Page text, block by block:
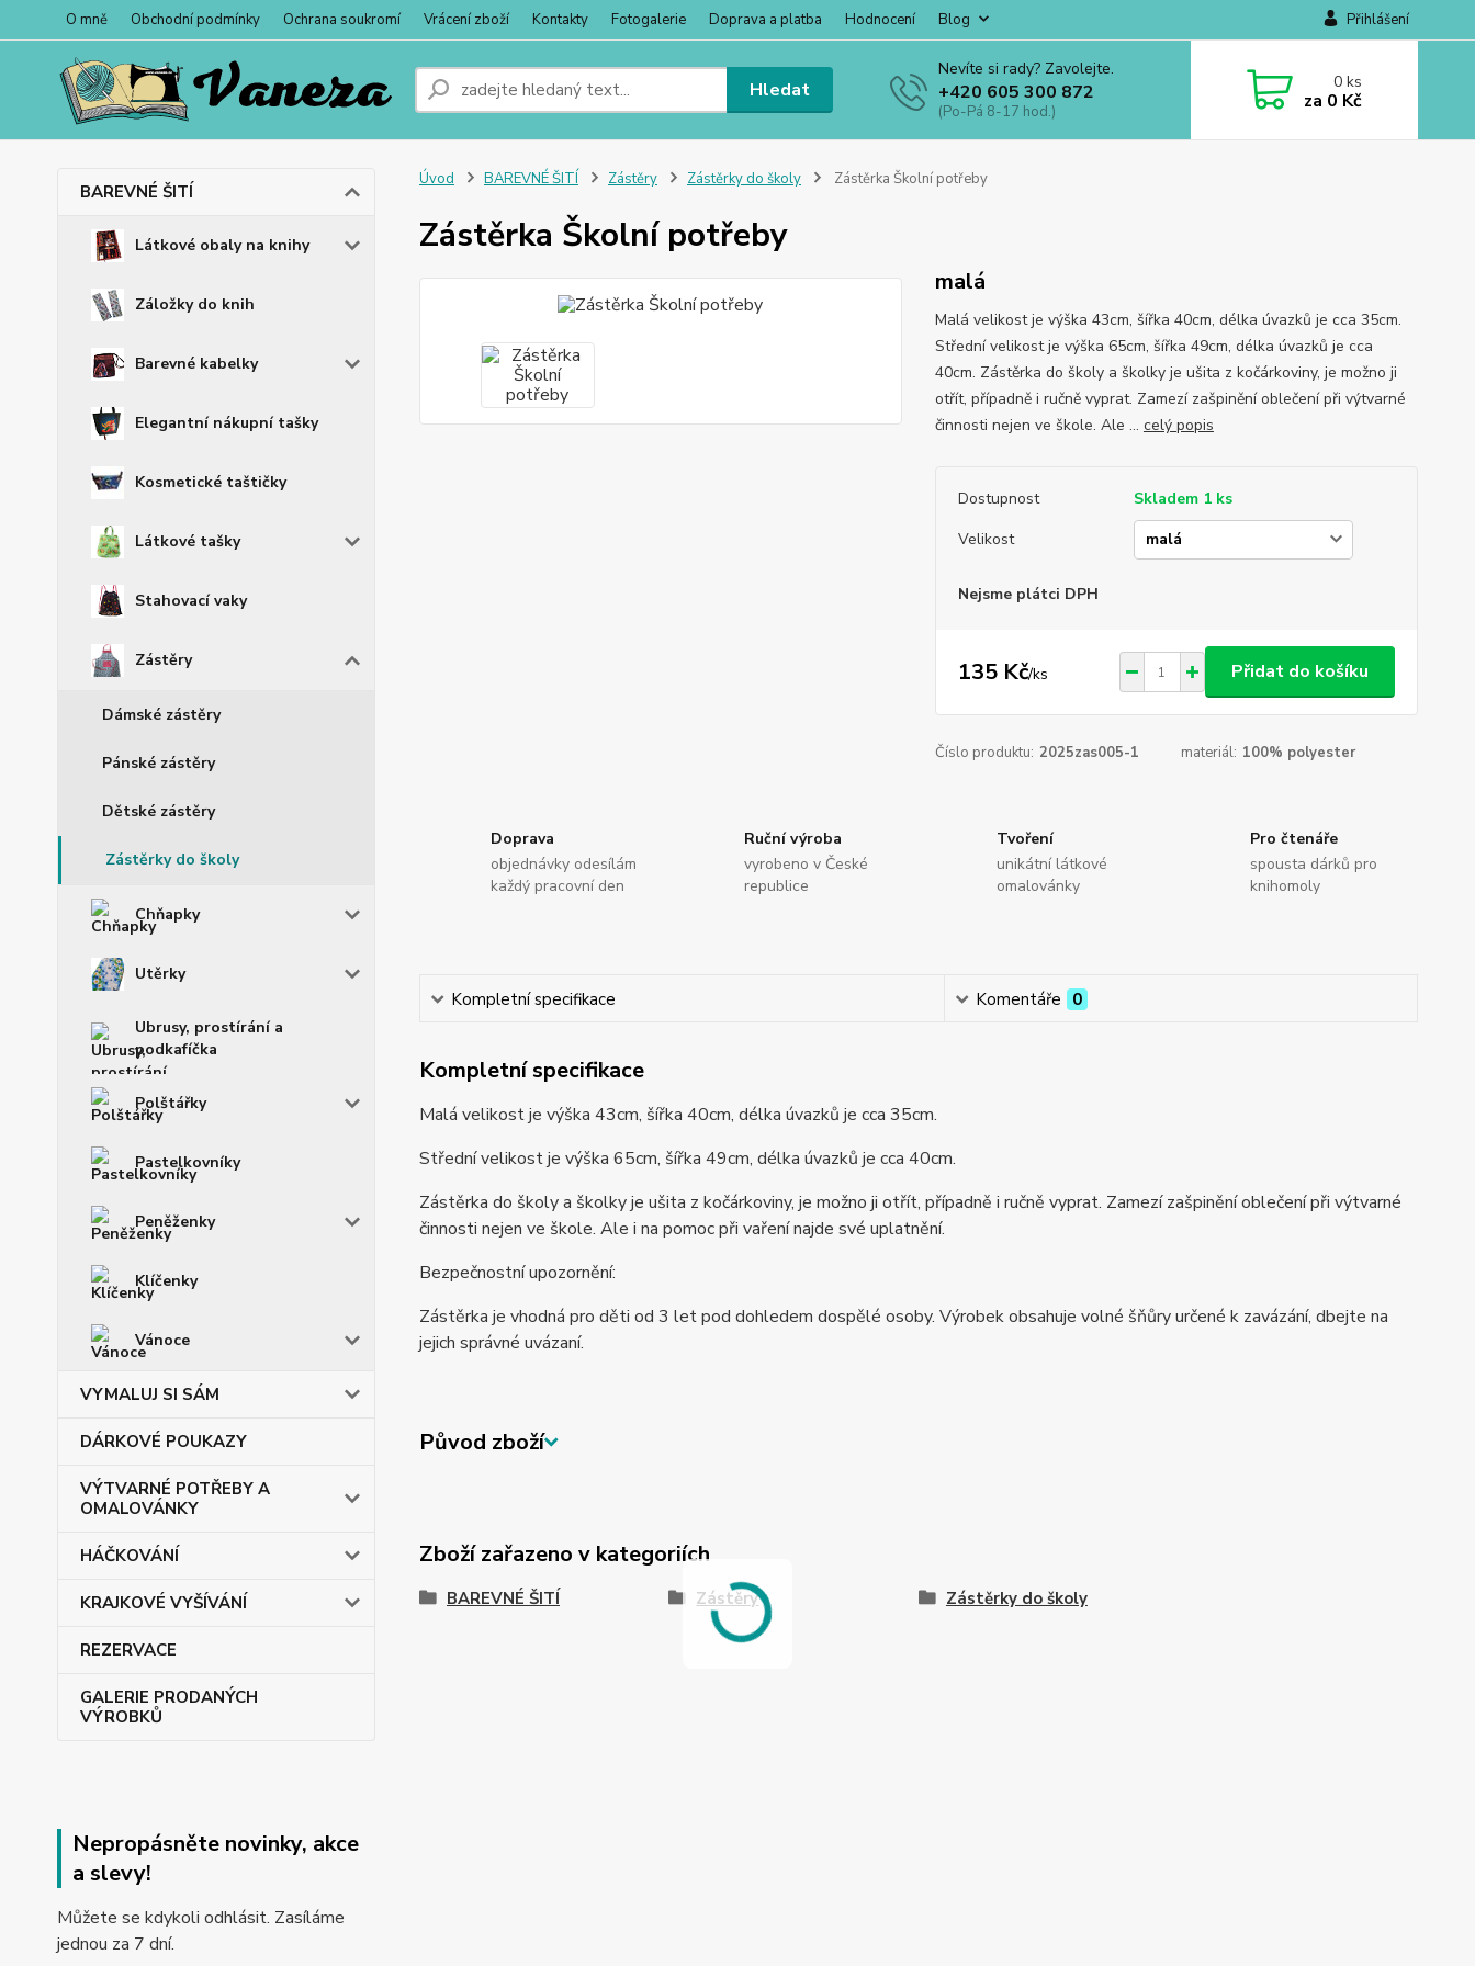
O mně Obchodní podmínky Ochrana soukromí Vrácení zboží Kontakty Fotogalerie Doprava a platba Hodnocení Blog Přihlášení
Hledat
Nevíte si rady? Zavolejte.
+420 605 300 872
(Po-Pá 8-17 hod.)
0ks
za 0 Kč
BAREVNÉ ŠITÍ
Látkové obaly na knihy
Záložky do knih
Barevné kabelky
Elegantní nákupní tašky
Kosmetické taštičky
Látkové tašky
Stahovací vaky
Zástěry
Dámské zástěry
Pánské zástěry
Dětské zástěry
Zástěrky do školy
Chňapky
Utěrky
Ubrusy, prostírání a
podkafíčka
Polštářky
Pastelkovníky
Peněženky
Klíčenky
Vánoce
VYMALUJ SI SÁM
DÁRKOVÉ POUKAZY
VÝTVARNÉ POTŘEBY A
OMALOVÁNKY
HÁČKOVÁNÍ
KRAJKOVÉ VYŠÍVÁNÍ
REZERVACE
GALERIE PRODANÝCH
VÝROBKŮ
Nepropásněte novinky, akce
a slevy!
Můžete se kdykoli odhlásit. Zasíláme
jednou za 7 dní.
Úvod BAREVNÉ ŠITÍ Zástěry Zástěrky do školy Zástěrka Školní potřeby
Zástěrka Školní potřeby
malá
Malá velikost je výška 43cm, šířka 40cm, délka úvazků je cca 35cm.
Střední velikost je výška 65cm, šířka 49cm, délka úvazků je cca
40cm. Zástěrka do školy a školky je ušita z kočárkoviny, je možno ji
otřít, případně i ručně vyprat. Zamezí zašpinění oblečení při výtvarné
činnosti nejen ve škole. Ale ... celý popis
Dostupnost
Skladem 1 ks
Velikost
Nejsme plátci DPH
135 Kč/ks Přidat do košíku
Číslo produktu: 2025zas005-1 materiál: 100% polyester
Doprava
objednávky odesílám
každý pracovní den
Ruční výroba
vyrobeno v České
republice
Tvoření
unikátní látkové
omalovánky
Pro čtenáře
spousta dárků pro
knihomoly
Kompletní specifikace Komentáře 0
Kompletní specifikace
Malá velikost je výška 43cm, šířka 40cm, délka úvazků je cca 35cm.
Střední velikost je výška 65cm, šířka 49cm, délka úvazků je cca 40cm.
Zástěrka do školy a školky je ušita z kočárkoviny, je možno ji otřít, případně i ručně vyprat. Zamezí zašpinění oblečení při výtvarné
činnosti nejen ve škole. Ale i na pomoc při vaření najde své uplatnění.
Bezpečnostní upozornění:
Zástěrka je vhodná pro děti od 3 let pod dohledem dospělé osoby. Výrobek obsahuje volné šňůry určené k zavázání, dbejte na
jejich správné uvázaní.
Původ zboží
Zboží zařazeno v kategoriích
BAREVNÉ ŠITÍ Zástěry Zástěrky do školy